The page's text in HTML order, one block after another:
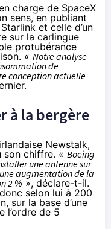
charge de SpaceX
sens, en publiant
et celle d’un
sur la carlingue
protubérance
« Notre analyse
de
conception actuelle
à la bergère
Newstalk,
son chiffre. « Boeing
une antenne sur
augmentation de la
2 % », déclare-t-il.
selon lui à 200
sur la base d’une
l’ordre de 5